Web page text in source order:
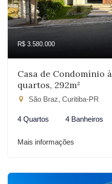
R$ 3.580.000
Casa de Condomínio
quartos, 292m²
São Braz, Curitiba-PR
4 Quartos 4 Banheiros
Mais informações